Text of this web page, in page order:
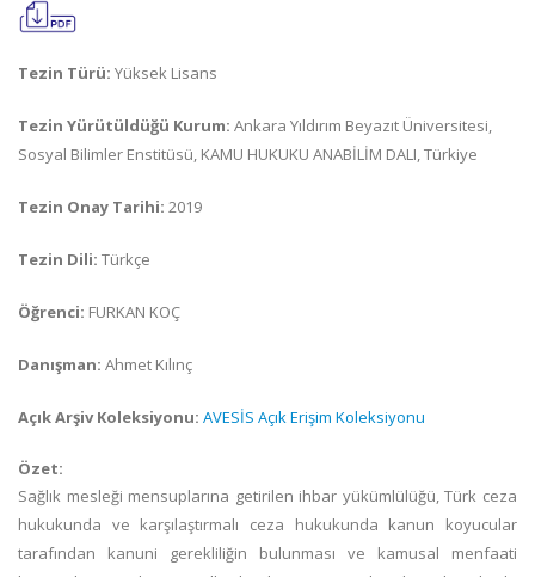
Tezin Türü: Yüksek Lisans
Tezin Yürütüldüğü Kurum: Ankara Yıldırım Beyazıt Üniversitesi,
Sosyal Bilimler Enstitüsü, KAMU HUKUKU ANABİLİM DALI, Türkiye
Tezin Onay Tarihi: 2019
Tezin Dili: Türkçe
Öğrenci: FURKAN KOÇ
Danışman: Ahmet Kılınç
Açık Arşiv Koleksiyonu: AVESİS Açık Erişim Koleksiyonu
Özet:
Sağlık mesleği mensuplarına getirilen ihbar yükümlülüğü, Türk ceza
hukukunda ve karşılaştırmalı ceza hukukunda kanun koyucular
tarafından kanuni gerekliliğin bulunması ve kamusal menfaati